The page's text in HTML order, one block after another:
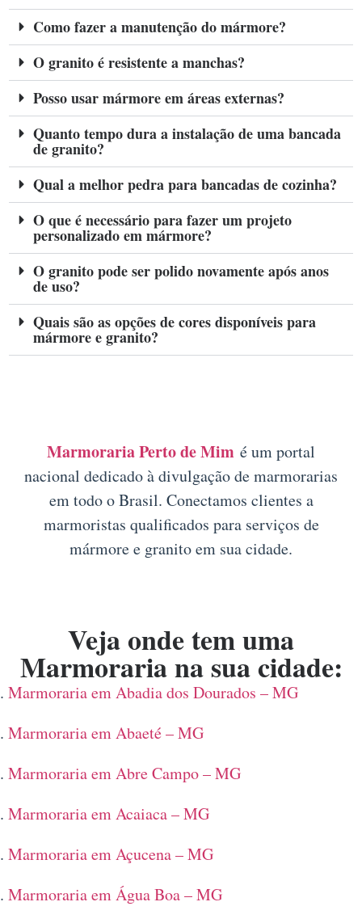
Como fazer a manutenção do mármore?
O granito é resistente a manchas?
Posso usar mármore em áreas externas?
Quanto tempo dura a instalação de uma bancada
de granito?
Qual a melhor pedra para bancadas de cozinha?
O que é necessário para fazer um projeto
personalizado em mármore?
O granito pode ser polido novamente após anos
de uso?
Quais são as opções de cores disponíveis para
mármore e granito?
Marmoraria Perto de Mim é um portal
nacional dedicado à divulgação de marmorarias
em todo o Brasil. Conectamos clientes a
marmoristas qualificados para serviços de
mármore e granito em sua cidade.
Veja onde tem uma
Marmoraria na sua cidade:
Marmoraria em Abadia dos Dourados – MG
Marmoraria em Abaeté – MG
Marmoraria em Abre Campo – MG
Marmoraria em Acaiaca – MG
Marmoraria em Açucena – MG
Marmoraria em Água Boa – MG